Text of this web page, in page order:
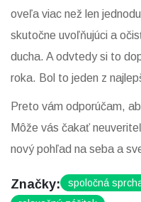
oveľa viac než len
skutočne uvoľňujúci a
ducha. A odvtedy si to
roka. Bol to jeden z
Preto vám odporúčam,
Môže vás čakať
nový pohľad na seba a
Značky: spoločná